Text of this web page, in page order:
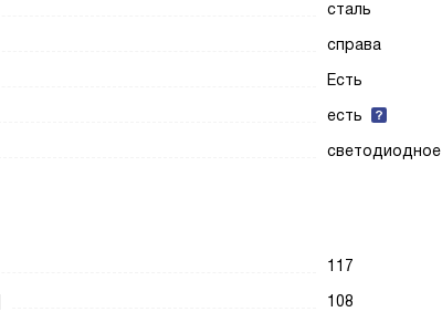
сталь
справа
Есть
есть
светодиодное
117
108